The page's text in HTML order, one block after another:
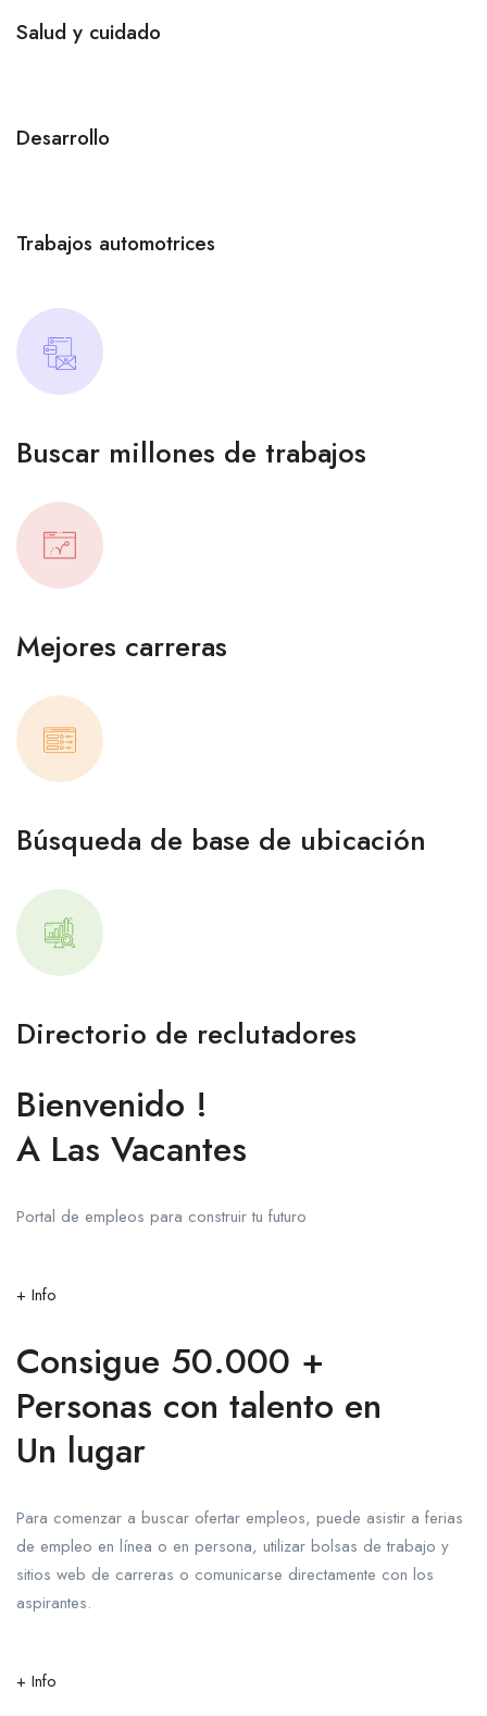
Salud y cuidado
Desarrollo
Trabajos automotrices
Buscar millones de trabajos
Mejores carreras
Búsqueda de base de ubicación
Directorio de reclutadores
Bienvenido !
A Las Vacantes
Portal de empleos para construir tu futuro
+ Info
Consigue 50.000 +
Personas con talento en
Un lugar
Para comenzar a buscar ofertar empleos, puede asistir a ferias
de empleo en línea o en persona, utilizar bolsas de trabajo y
sitios web de carreras o comunicarse directamente con los
aspirantes.
+ Info